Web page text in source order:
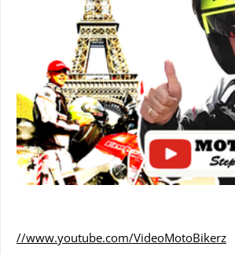
//www.youtube.com/VideoMotoBikerz